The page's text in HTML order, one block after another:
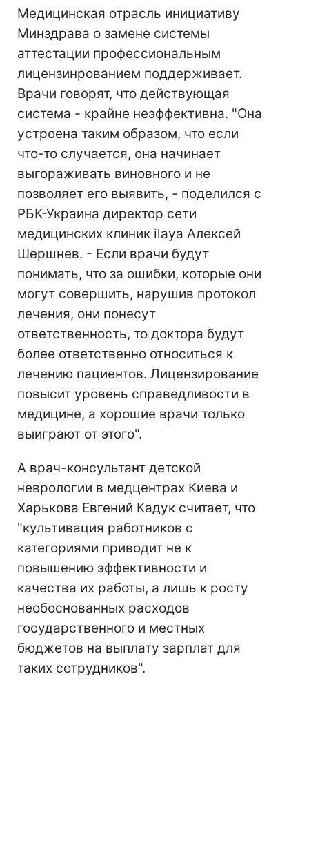
Медицинская отрасль инициативу
Минздрава о замене системы
аттестации профессиональным
лицензинрованием поддерживает.
Врачи говорят, что действующая
система - крайне неэффективна. "Она
устроена таким образом, что если
что-то случается, она начинает
выгораживать виновного и не
позволяет его выявить, - поделился с
РБК-Украина директор сети
медицинских клиник ilaya Алексей
Шершнев. - Если врачи будут
понимать, что за ошибки, которые они
могут совершить, нарушив протокол
лечения, они понесут
ответственность, то доктора будут
более ответственно относиться к
лечению пациентов. Лицензирование
повысит уровень справедливости в
медицине, а хорошие врачи только
выиграют от этого".
А врач-консультант детской
неврологии в медцентрах Киева и
Харькова Евгений Кадук считает, что
"культивация работников с
категориями приводит не к
повышению эффективности и
качества их работы, а лишь к росту
необоснованных расходов
государственного и местных
бюджетов на выплату зарплат для
таких сотрудников".